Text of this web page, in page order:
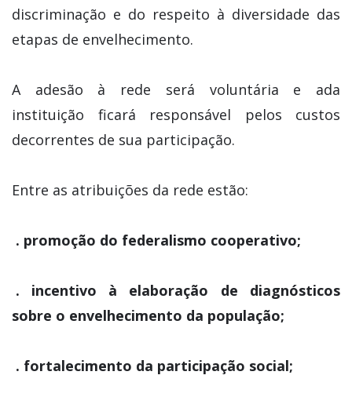
discriminação e do respeito à diversidade das
etapas de envelhecimento.
A adesão à rede será voluntária e ada
instituição ficará responsável pelos custos
decorrentes de sua participação.
Entre as atribuições da rede estão:
. promoção do federalismo cooperativo;
. incentivo à elaboração de diagnósticos
sobre o envelhecimento da população;
. fortalecimento da participação social;